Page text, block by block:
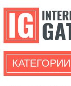
КАТЕГОРИИ